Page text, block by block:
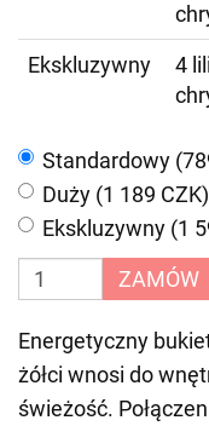
Ekskluzywny
4
Standardowy
Duży (1 189 CZK)
Ekskluzywny (1
ZAMÓW
Energetyczny
żółci wnosi do
świeżość.